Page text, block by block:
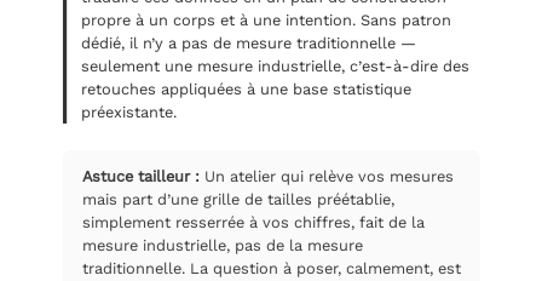
propre à un corps et à une intention. Sans patron
dédié, il n’y a pas de mesure traditionnelle —
seulement une mesure industrielle, c’est-à-dire des
retouches appliquées à une base statistique
préexistante.
Astuce tailleur :Un atelier qui relève vos mesures
mais part d’une grille de tailles préétablie,
simplement resserrée à vos chiffres, fait de la
mesure industrielle, pas de la mesure
traditionnelle. La question à poser, calmement, est